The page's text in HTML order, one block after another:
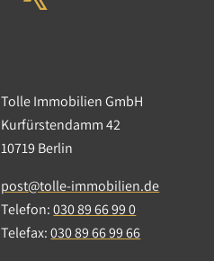
Tolle Immobilien GmbH
Kurfürstendamm 42
10719 Berlin
post@tolle-immobilien.de
Telefon:030 89 66 99 0
Telefax:030 89 66 99 66